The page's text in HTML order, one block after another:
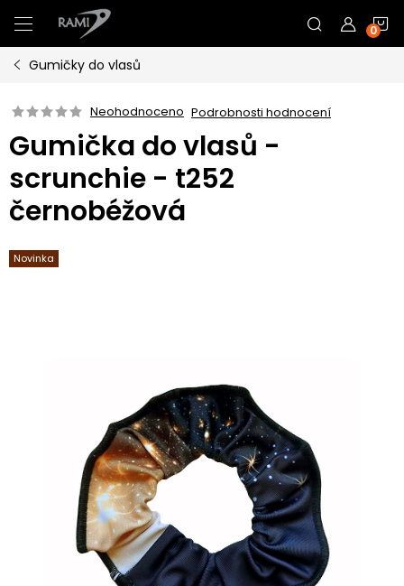
na
obsah
Gumičky do vlasů
Neohodnoceno Podrobnosti hodnocení
Gumička do vlasů -
scrunchie - t252
černobéžová
Novinka